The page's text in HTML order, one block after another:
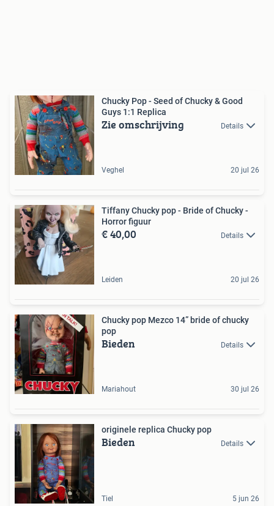
Chucky Pop - Seed of Chucky & Good
Guys 1:1 Replica
Zie omschrijving Details
Veghel 20 jul 26
Tiffany Chucky pop - Bride of Chucky -
Horror figuur
€ 40,00 Details
Leiden 20 jul 26
Chucky pop Mezco 14” bride of chucky
pop
Bieden Details
Mariahout 30 jul 26
originele replica Chucky pop
Bieden Details
Tiel 5 jun 26